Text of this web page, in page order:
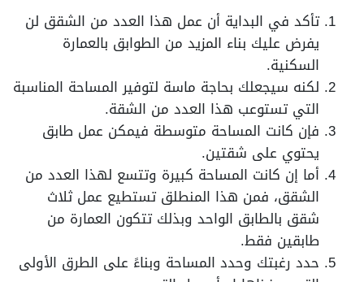
تأكد في البداية أن عمل هذا العدد من الشقق لن
يفرض عليك بناء المزيد من الطوابق بالعمارة
السكنية.
لكنه سيجعلك بحاجة ماسة لتوفير المساحة المناسبة
التي تستوعب هذا العدد من الشقة.
فإن كانت المساحة متوسطة فيمكن عمل طابق
يحتوي على شقتين.
أما إن كانت المساحة كبيرة وتتسع لهذا العدد من
الشقق، فمن هذا المنطلق تستطيع عمل ثلاث
شقق بالطابق الواحد وبذلك تتكون العمارة من
طابقين فقط.
حدد رغبتك وحدد المساحة وبناءً على الطرق الأولى